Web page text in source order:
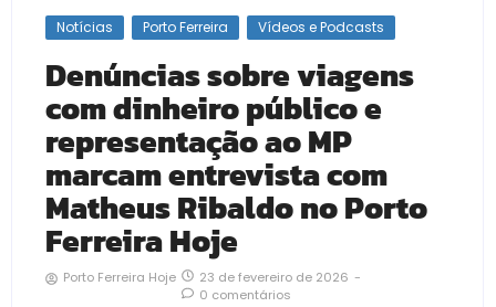
Notícias Porto Ferreira Vídeos e Podcasts
Denúncias sobre viagens
com dinheiro público e
representação ao MP
marcam entrevista com
Matheus Ribaldo no Porto
Ferreira Hoje
Porto Ferreira Hoje 23 de fevereiro de 2026 -
0 comentários